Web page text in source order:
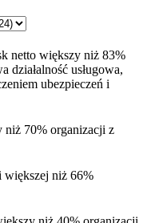
netto większy niż 83%
działalność usługowa,
ubezpieczeń i
niż 70% organizacji z
większej niż 66%